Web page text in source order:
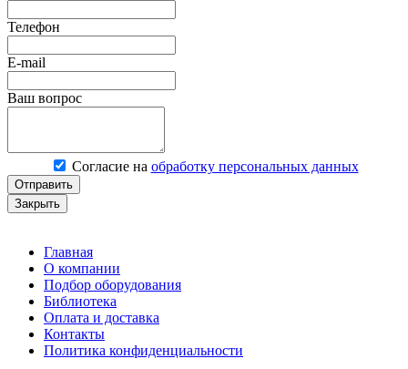
Телефон
E-mail
Ваш вопрос
Согласие на обработку персональных данных
Отправить
Закрыть
Главная
О компании
Подбор оборудования
Библиотека
Оплата и доставка
Контакты
Политика конфиденциальности